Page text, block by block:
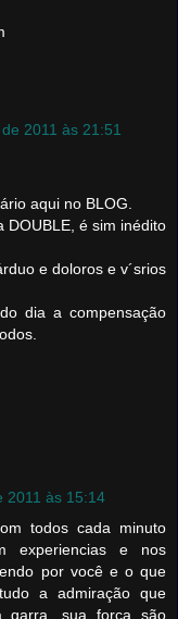
2011 às 21:51
aqui no BLOG.
DOUBLE, é sim inédito
e doloros e v´srios
dia a compensação
2011 às 15:14
todos cada minuto
experiencias e nos
por você e o que
a admiração que
garra, sua força são